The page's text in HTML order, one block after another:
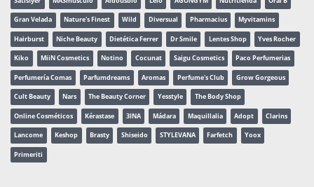
Gran Velada Nature's Finest Wild Diversual Pharmacius Myvitamins
Hairburst Niche Beauty Dietética Ferrer Dr Smile Lentes Shop Yves Rocher
Kiko MiiN Cosmetics Notino Cocunat Saigu Cosmetics Paco Perfumerias
Perfumería Comas Parfumdreams Aromas Perfume's Club Grow Gorgeous
Cult Beauty Nars The Beauty Corner Yesstyle The Body Shop
Online Cosméticos Kérastase 3INA Mádara Maquillalia Adopt Clarins
Lancome Keshop Brasty Shiseido STYLEVANA Farfetch Yoox
Primeriti